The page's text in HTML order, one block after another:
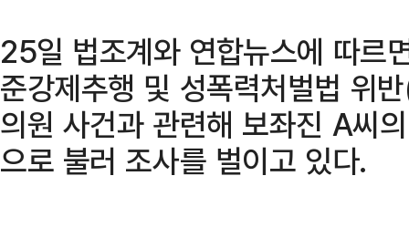
25일 법조계와 연합뉴스에 따르
준강제추행 및 성폭력처벌법 위
의원 사건과 관련해 보좌진 A씨
으로 불러 조사를 벌이고 있다.